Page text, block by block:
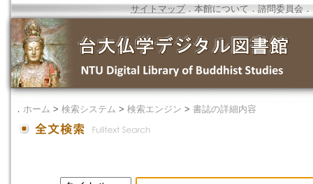
サイトマップ．本館について ． 諮問委員会 ．
． ホーム > 検索システム > 検索エンジン > 書誌の詳細内容